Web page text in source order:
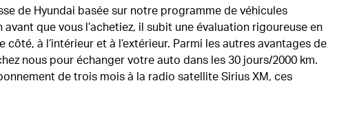
de Hyundai basée sur notre programme de véhicules
que vous l’achetiez, il subit une évaluation rigoureuse en
à l’intérieur et à l’extérieur. Parmi les autres avantages de
nous pour échanger votre auto dans les 30 jours/2000 km.
de trois mois à la radio satellite Sirius XM, ces